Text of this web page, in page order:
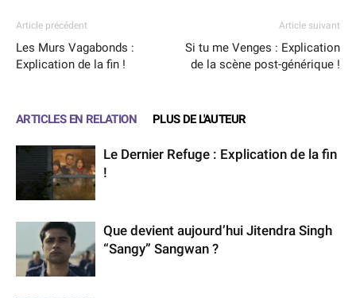
Article précédent
Les Murs Vagabonds :
Explication de la fin !
Article suivant
Si tu me Venges : Explication
de la scène post-générique !
ARTICLES EN RELATION PLUS DE L'AUTEUR
Le Dernier Refuge : Explication de la fin
!
Que devient aujourd’hui Jitendra Singh
“Sangy” Sangwan ?